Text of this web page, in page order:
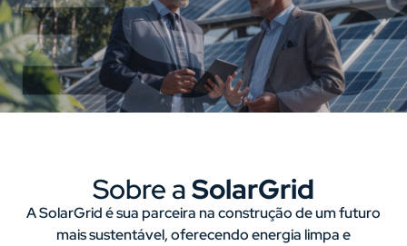
Sobre aSolarGrid
A SolarGrid é sua parceira na construção de um futuro
mais sustentável, oferecendo energia limpa e